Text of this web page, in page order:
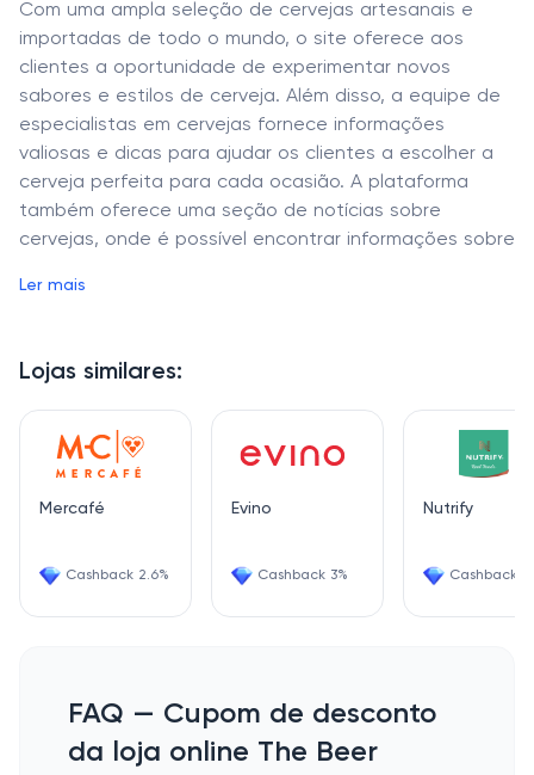
Com uma ampla seleção de cervejas artesanais e
importadas de todo o mundo, o site oferece aos
clientes a oportunidade de experimentar novos
sabores e estilos de cerveja. Além disso, a equipe de
especialistas em cervejas fornece informações
valiosas e dicas para ajudar os clientes a escolher a
cerveja perfeita para cada ocasião. A plataforma
também oferece uma seção de notícias sobre
cervejas, onde é possível encontrar informações sobre
ampla seleção de cervejas artesanais e importadas.
Ler mais
Lojas similares:
Mercafé
Cashback 2.6%
Evino
Cashback 3%
Nutrify
Cashback
FAQ — Cupom de desconto
da loja online The Beer